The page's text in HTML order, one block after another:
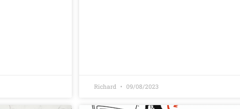
Richard 09/08/2023